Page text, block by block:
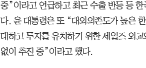
중”이라고 언급하고 최근 수출 반등 등
다. 윤 대통령은 또 “대외의존도가 높은
대하고 투자를 유치하기 위한 세일즈 외
없이 추진 중”이라고 했다.